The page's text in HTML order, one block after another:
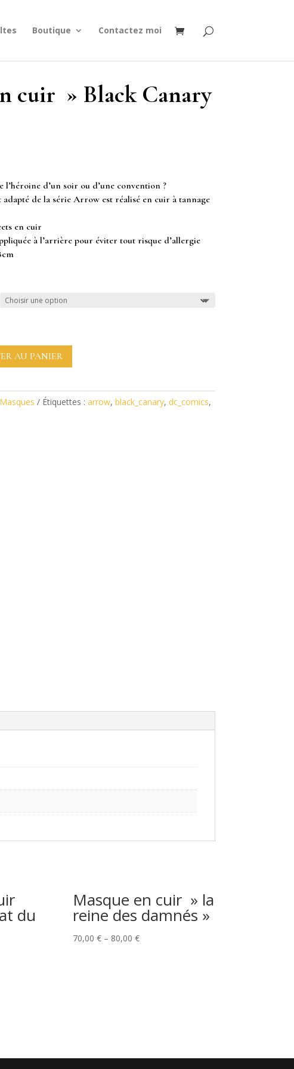
Boutique Contactez moi
cuir » Black Canary
l’héroine d’un soir ou d’une convention ?
adapté de la série Arrow est réalisé en cuir à tannage
en cuir
à l’arrière pour éviter tout risque d’allergie
AU PANIER
Masques Étiquettes : arrow, black_canary, dc_comics,
du
Masque en cuir » la
reine des damnés »
70,00 €– 80,00 €